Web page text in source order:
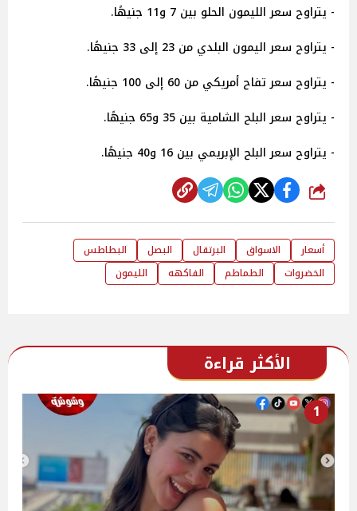
- يتراوح سعر الليمون الحلو بين 7 و11 جنيهًا.
- يتراوح سعر اليمون البلدي من 23 إلى 33 جنيهًا.
- يتراوح سعر تفاح أمريكي من 60 إلى 100 جنيهًا.
- يتراوح سعر البلح الشامية بين 35 و65 جنيهًا.
- يتراوح سعر البلح الإبريمي بين 16 و40 جنيهًا.
شارك
أسعار الاسواق البرتقال البصل
البطاطس
الخضروات
الطماطم الفاكهه الليمون
الأكثر قراءة
1